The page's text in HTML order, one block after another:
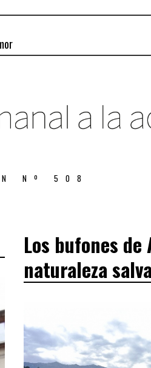
Nº 508
Los bufones
naturaleza